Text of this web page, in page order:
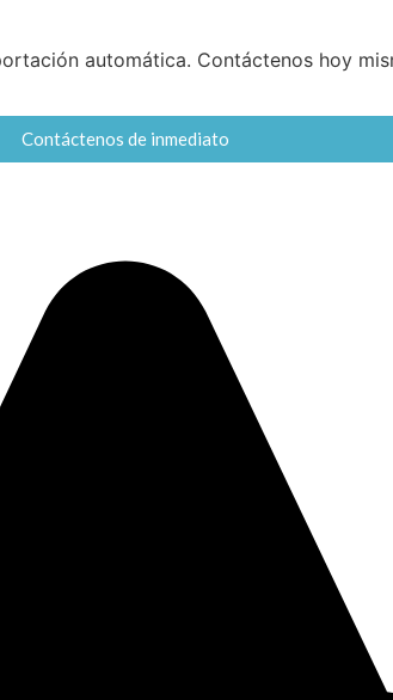
automática. Contáctenos hoy
Contáctenos de inmediato